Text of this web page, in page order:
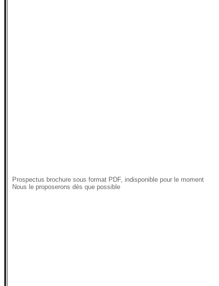
Prospectus brochure sous format PDF, indisponible pour le moment
Nous le proposerons dès que possible